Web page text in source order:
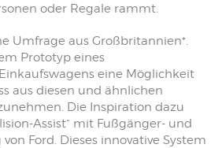
oder Regale rammt.
Umfrage aus Großbritannien*.
Prototyp eines
eine Möglichkeit
aus diesen und ähnlichen
Die Inspiration dazu
Assist“ mit Fußgänger- und
Ford. Dieses innovative System